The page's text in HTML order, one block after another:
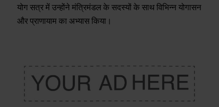
योग सत्र में उन्होंने मंत्रिमंडल के सदस्यों के साथ विभिन्न योगासन
और प्राणायाम का अभ्यास किया।